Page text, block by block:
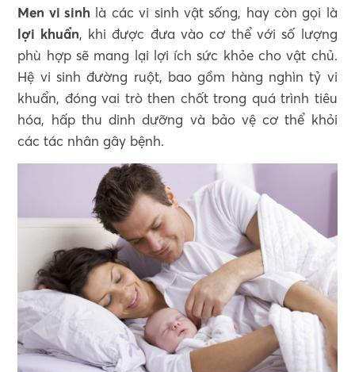
Men vi sinh là các vi sinh vật sống, hay còn gọi là
lợi khuẩn, khi được đưa vào cơ thể với số lượng
phù hợp sẽ mang lại lợi ích sức khỏe cho vật chủ.
Hệ vi sinh đường ruột, bao gồm hàng nghìn tỷ vi
khuẩn, đóng vai trò then chốt trong quá trình tiêu
hóa, hấp thu dinh dưỡng và bảo vệ cơ thể khỏi
các tác nhân gây bệnh.